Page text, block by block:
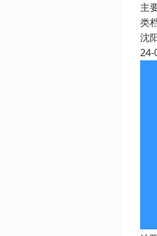
主
类
沈
24-